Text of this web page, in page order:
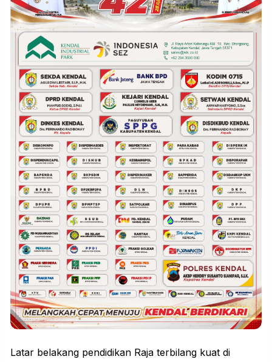
Latar belakang pendidikan Raja terbilang kuat di